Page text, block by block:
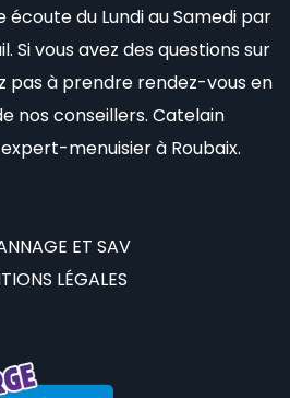
écoute du Lundi au Samedi par
Si vous avez des questions sur
pas à prendre rendez-vous en
nos conseillers. Catelain
menuisier à Roubaix.
ET SAV
LÉGALES